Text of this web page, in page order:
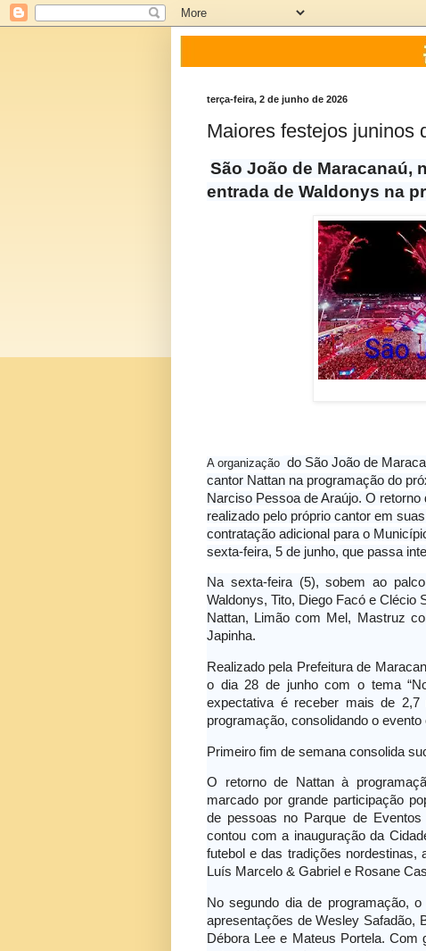
terça-feira, 2 de junho de 2026
Maiores festejos juninos
São João de Maracanaú,
entrada de Waldonys na
A organização do São João de
cantor Nattan na programação do
Narciso Pessoa de Araújo. O
realizado pelo próprio cantor em
contratação adicional para o
sexta-feira, 5 de junho, que passa
Na sexta-feira (5), sobem ao
Waldonys, Tito, Diego Facó e Clécio
Nattan, Limão com Mel, Mastruz
Japinha.
Realizado pela Prefeitura de
o dia 28 de junho com o tema
expectativa é receber mais de
programação, consolidando o
Primeiro fim de semana consolida
O retorno de Nattan à
marcado por grande participação
de pessoas no Parque de
contou com a inauguração da
futebol e das tradições nordestinas,
Luís Marcelo & Gabriel e Rosane
No segundo dia de programação,
apresentações de Wesley Safadão,
Débora Lee e Mateus Portela. Com